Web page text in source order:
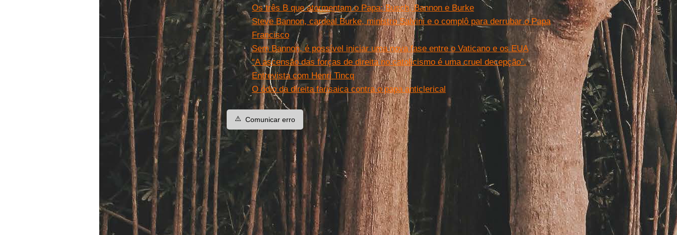
Os três B que atormentam o Papa: Busch, Bannon e Burke
Steve Bannon, cardeal Burke, ministro Salvini e o complô para derrubar o Papa
Francisco
Sem Bannon, é possível iniciar uma nova fase entre o Vaticano e os EUA
“A ascensão das forças de direita no catolicismo é uma cruel decepção”.
Entrevista com Henri Tincq
O ódio da direita farisaica contra o papa anticlerical
⚠️ Comunicar erro